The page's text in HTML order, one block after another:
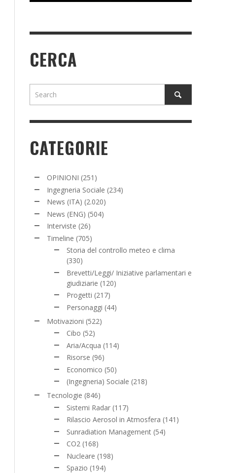
CERCA
CATEGORIE
OPINIONI (251)
Ingegneria Sociale (234)
News (ITA) (2.020)
News (ENG) (504)
Interviste (26)
Timeline (705)
Storia del controllo meteo e clima
(330)
Brevetti/Leggi/ Iniziative parlamentari e
giudiziarie (120)
Progetti (217)
Personaggi (44)
Motivazioni (522)
Cibo (52)
Aria/Acqua (114)
Risorse (96)
Economico (50)
(Ingegneria) Sociale (218)
Tecnologie (846)
Sistemi Radar (117)
Rilascio Aerosol in Atmosfera (141)
Sunradiation Management (54)
CO2 (168)
Nucleare (198)
Spazio (194)